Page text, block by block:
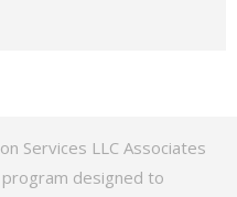
Services LLC Associates
designed to